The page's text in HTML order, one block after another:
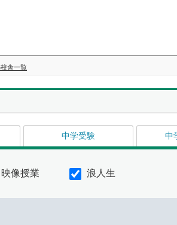
舎一覧
中学受験 中
映像授業 浪人生